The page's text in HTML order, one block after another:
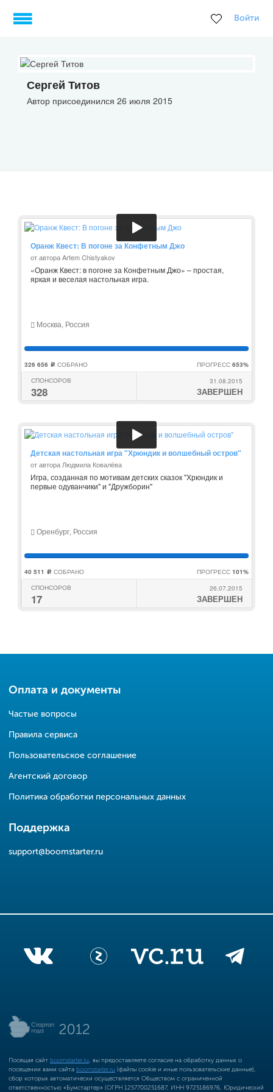
Войти
Сергей Титов
Автор присоединился 26 июля 2015
Оранж Квест: В погоне за Конфетным Джо
от автора Artem Chistyakov
«Оранж Квест: в погоне за Конфетным Джо» – простая,
яркая и веселая настольная игра.
Москва, Россия
326 656 c СОБРАНО ПРОГРЕСС 653%
СПОНСОРОВ
328
31.08.2015
ЗАВЕРШЕН
Детская настольная игра "Хрюндик и волшебный остров"
от автора Людмила Ковалёва
Игра, созданная по мотивам детских сказок "Хрюндик и
первые одуванчики" и "Дружборин"
Оренбург, Россия
40 511 c СОБРАНО ПРОГРЕСС 101%
СПОНСОРОВ
17
26.07.2015
ЗАВЕРШЕН
Оплата и документы
Частые вопросы
Правила сервиса
Пользовательское соглашение
Агентский договор
Политика обработки персональных данных
Поддержка
support@boomstarter.ru
Посещая сайт boomstarter.ru , вы предоставляете согласие на обработку данных о
посещении вами сайта boomstarter.ru (файлы cookie и иные пользовательские данные),
сбор которых автоматически осуществляется Обществом с ограниченной
ответственностью «Бумстартер» (ОГРН 1257700251687, ИНН 9725186976, Юридический